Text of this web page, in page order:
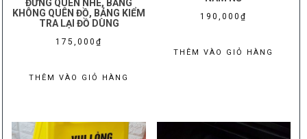
ĐỪNG QUÊN NHÉ, BẢNG
KHÔNG QUÊN ĐỒ, BẢNG KIỂM
TRA LẠI ĐỒ DÙNG
175,000 ₫
THÊM VÀO GIỎ HÀNG
190,000₫
THÊM VÀO GIỎ HÀNG